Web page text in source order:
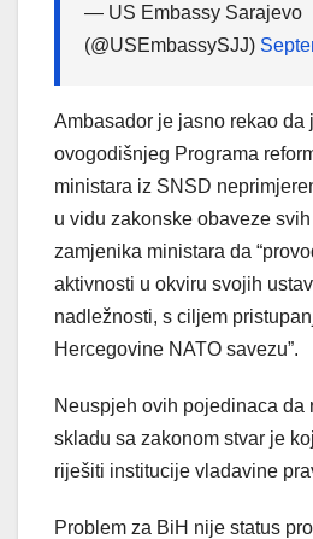
— US Embassy Sarajevo
(@USEmbassySJJ)
Ambasador je jasno rekao da
ovogodišnjeg Programa
ministara iz SNSD
u vidu zakonske obaveze
zamjenika ministara da
aktivnosti u okviru svojih
nadležnosti, s ciljem
Hercegovine NATO savezu”.
Neuspjeh ovih pojedinaca da
skladu sa zakonom stvar je
riješiti institucije vladavine
Problem za BiH nije status